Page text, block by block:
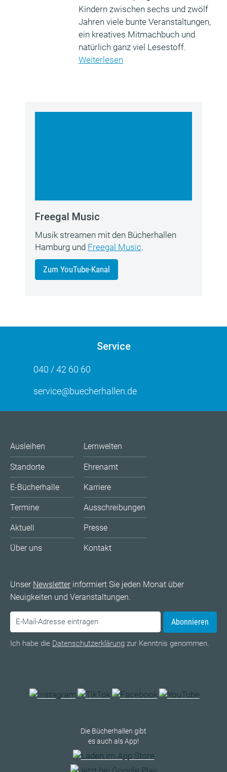
Kindern zwischen sechs und zwölf
Jahren viele bunte Veranstaltungen,
ein kreatives Mitmachbuch und
natürlich ganz viel Lesestoff.
Weiterlesen
Freegal Music
Musik streamen mit den Bücherhallen
Hamburg und Freegal Music.
Zum YouTube-Kanal
Service
040 / 42 60 60
service@buecherhallen.de
Ausleihen
Standorte
E-Bücherhalle
Termine
Aktuell
Über uns
Lernwelten
Ehrenamt
Karriere
Ausschreibungen
Presse
Kontakt
Unser Newsletterinformiert Sie jeden Monat über
Neuigkeiten und Veranstaltungen.
Abonnieren
Ich habe die Datenschutzerklärung zur Kenntnis genommen.
Die Bücherhallen gibt
es auch als App!